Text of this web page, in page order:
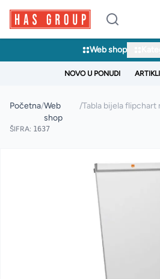
Web shop
NOVO U PONUDI
Početna/Web
shop
/
ŠIFRA: 1637